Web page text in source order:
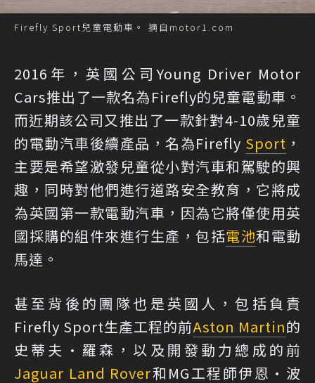
Firefly Sport兒童電動車。 摘自motor1.com
2016年，英國公司Young Driver Motor
Cars推出了一款名為Firefly的兒童電動車。
而近期該公司又推出了一款針對4-10歲兒童
的電動汽車後續產品，名為Firefly Sport ，
主要是希望激發兒童從小對汽車和駕駛的興
趣，同時對他們進行道路安全教育，它將成
為英國第一款電動汽車，因為它將僅使用英
國採購的組件來進行生產，包括電池和電動
馬達。
甚至背後的團隊也是英國人，包括負責
Firefly Sport生產工程的前Aston Martin的
史蒂夫·羅森，以及開發動力總成的前
Jaguar Land Rover和MG工程師伊恩·波